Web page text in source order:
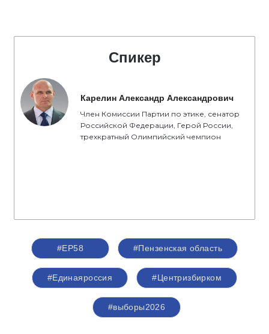
Спикер
Карелин Александр Александрович
Член Комиссии Партии по этике, сенатор
Российской Федерации, Герой России,
трехкратный Олимпийский чемпион
#ЕР58 #Пензенская область
#Единаяроссия #Центризбирком
#выборы2026